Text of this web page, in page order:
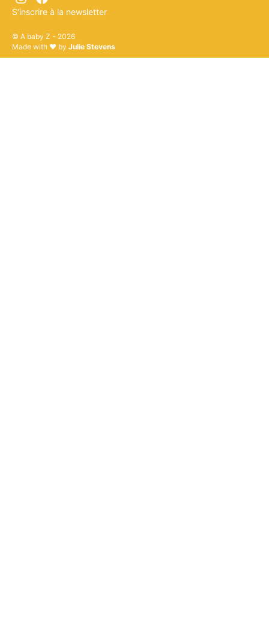
S'inscrire à la newsletter
© A baby Z - 2026
Made with ♥ by Julie Stevens